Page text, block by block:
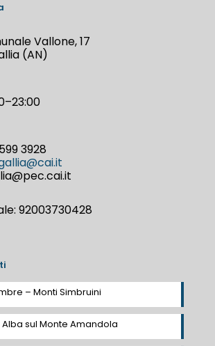
Vallone, 17
(AN)
3928
92003730428
– Monti Simbruini
sul Monte Amandola